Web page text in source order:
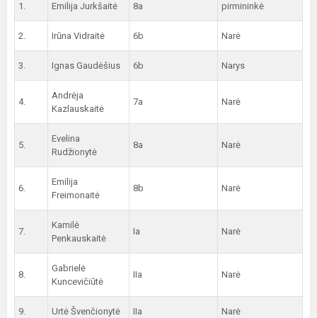
1. Emilija Jurkšaitė 8a pirmininkė
2. Irūna Vidraitė 6b Narė
3. Ignas Gaudėšius 6b Narys
4.
Andrėja
Kazlauskaitė
7a Narė
5.
Evelina
Rudžionytė
8a Narė
6.
Emilija
Freimonaitė
8b Narė
7.
Kamilė
Penkauskaitė
Ia Narė
8.
Gabrielė
Kuncevičiūtė
IIa Narė
9. Urtė Švenčionytė IIa Narė